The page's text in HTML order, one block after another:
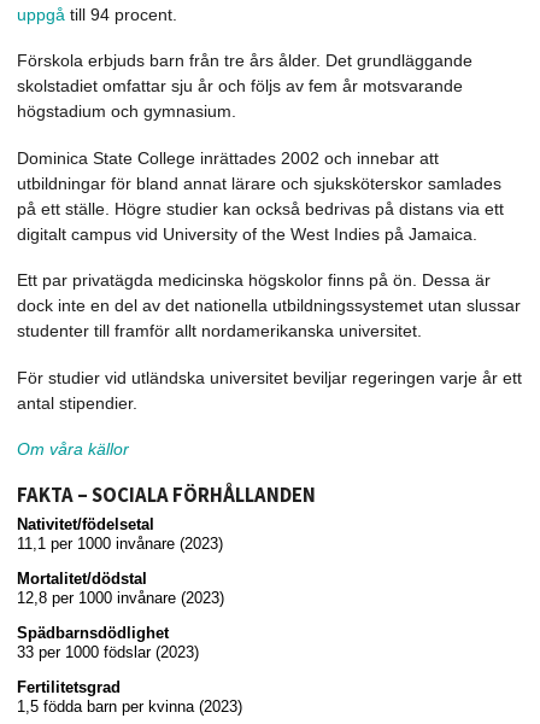
uppgå till 94 procent.
Förskola erbjuds barn från tre års ålder. Det grundläggande
skolstadiet omfattar sju år och följs av fem år motsvarande
högstadium och gymnasium.
Dominica State College inrättades 2002 och innebar att
utbildningar för bland annat lärare och sjuksköterskor samlades
på ett ställe. Högre studier kan också bedrivas på distans via ett
digitalt campus vid University of the West Indies på Jamaica.
Ett par privatägda medicinska högskolor finns på ön. Dessa är
dock inte en del av det nationella utbildningssystemet utan slussar
studenter till framför allt nordamerikanska universitet.
För studier vid utländska universitet beviljar regeringen varje år ett
antal stipendier.
Om våra källor
FAKTA – SOCIALA FÖRHÅLLANDEN
Nativitet/födelsetal
11,1 per 1000 invånare (2023)
Mortalitet/dödstal
12,8 per 1000 invånare (2023)
Spädbarnsdödlighet
33 per 1000 födslar (2023)
Fertilitetsgrad
1,5 födda barn per kvinna (2023)